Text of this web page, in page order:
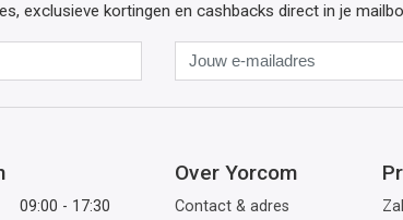
exclusieve kortingen en cashbacks direct in je
Jouw
e-
mailadres
09:00 - 17:30
Over Yorcom
Contact & adres